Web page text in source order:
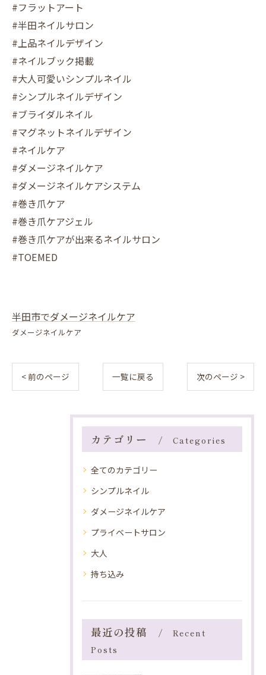
#フラットアート
#半田ネイルサロン
#上品ネイルデザイン
#ネイルブック掲載
#大人可愛いシンプルネイル
#シンプルネイルデザイン
#ブライダルネイル
#マグネットネイルデザイン
#ネイルケア
#ダメージネイルケア
#ダメージネイルケアシステム
#巻き爪ケア
#巻き爪ケアジェル
#巻き爪ケアが出来るネイルサロン
#TOEMED
半田市でダメージネイルケア
ダメージネイルケア
< 前のページ 一覧に戻る 次のページ >
カテゴリー Categories
全てのカテゴリー
シンプルネイル
ダメージネイルケア
プライベートサロン
大人
持ち込み
最近の投稿
Recent
Posts